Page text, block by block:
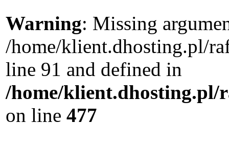
Warning: Missing
/home/klient.dhosting.pl/
line 91 and defined in
/home/klient.dhosting.pl/
on line 477